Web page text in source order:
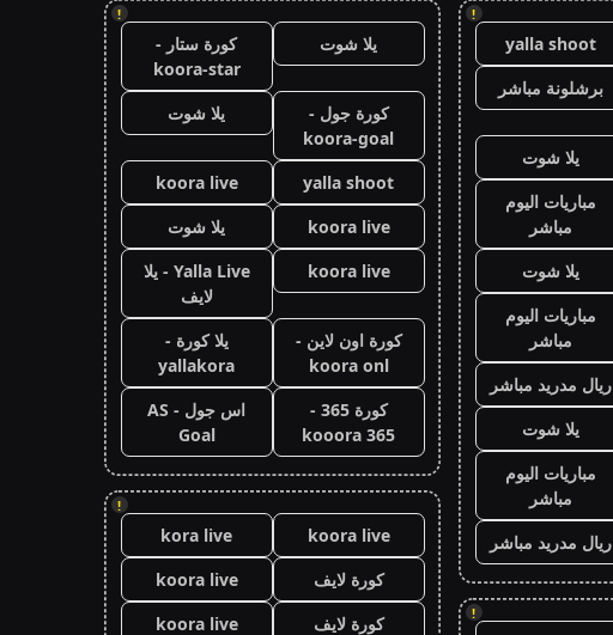
!
yalla shoot
برشلونة مباشر
يلا شوت
مباريات اليوم
مباشر
يلا شوت
مباريات اليوم
مباشر
ريال مدريد مباشر
يلا شوت
مباريات اليوم
مباشر
ريال مدريد مباشر
!
!
يلا شوت
كورة ستار -
koora-star
كورة جول -
koora-goal
يلا شوت
yalla shoot
koora live
koora live
يلا شوت
koora live
Yalla Live - يلا
لايف
كورة اون لاين -
koora onl
يلا كورة -
yallakora
كورة 365 -
kooora 365
اس جول - AS
Goal
!
koora live
kora live
كورة لايف
koora live
كورة لايف
koora live